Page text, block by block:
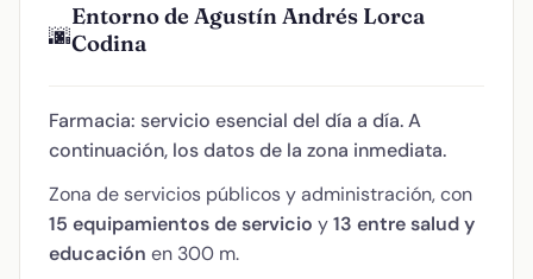
🌆
Entorno de Agustín Andrés Lorca
Codina
Farmacia: servicio esencial del día a día. A
continuación, los datos de la zona inmediata.
Zona de servicios públicos y administración, con
15 equipamientos de servicio y13 entre salud y
educación en 300 m.